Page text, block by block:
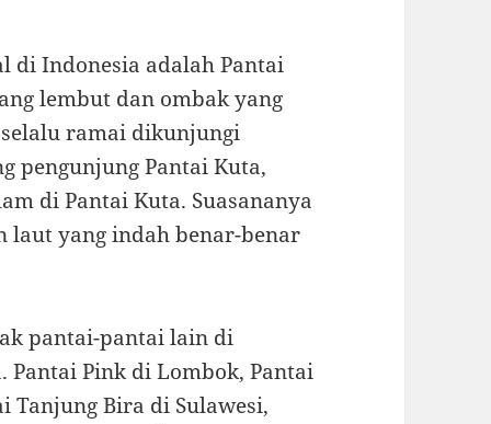
di Indonesia adalah Pantai
lembut dan ombak yang
ramai dikunjungi
pengunjung Pantai Kuta,
di Pantai Kuta. Suasananya
laut yang indah benar-benar
pantai-pantai lain di
Pink di Lombok, Pantai
Tanjung Bira di Sulawesi,